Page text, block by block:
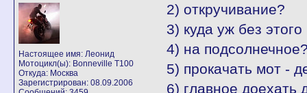
Настоящее имя: Леонид
Мотоцикл(ы): Bonneville T100
Откуда: Москва
Зарегистрирован: 08.09.2006
2) откручивание?
3) куда уж без этого
4) на
5) прокачать мот -
6) главное доехать